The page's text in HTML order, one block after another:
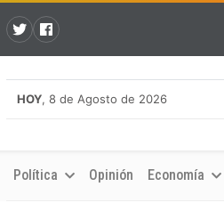
HOY, 8 de Agosto de 2026
Política Opinión Economía